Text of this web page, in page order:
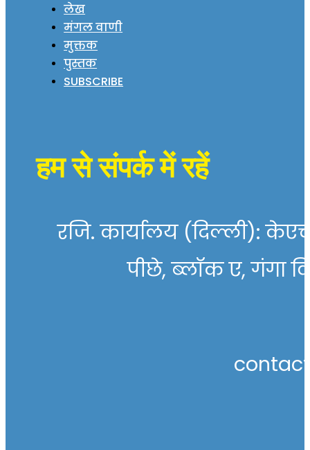
लेख
मंगल वाणी
मुक्तक
पुस्तक
SUBSCRIBE
हम से संपर्क में रहें
रजि. कार्यालय (दिल्ली):
पीछे, ब्लॉक ए, गंगा